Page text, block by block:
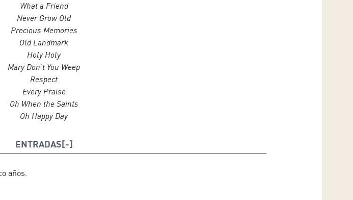
Sopranos
Priscilla Edwards
LaToya Hubbard
Antirnita Hill
Altos
Alisa McDonald
Sandra Thomas
Jane Crowner
Stephen Johnson
Dennis McDonald
What a Friend
Never Grow Old
Precious Memories
Old Landmark
Holy Holy
Mary Don’t You Weep
Respect
Every Praise
Oh When the Saints
Oh Happy Day
ENTRADAS
años.